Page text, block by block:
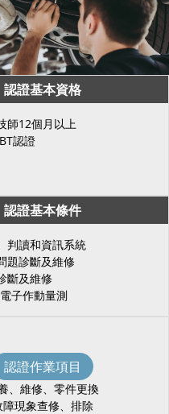
認證基本資格
師12個月以上
認證
認證基本條件
判讀和資訊系統
題診斷及維修
斷及維修
子作動量測
認證作業項目
、維修、零件更換
障現象查修、排除